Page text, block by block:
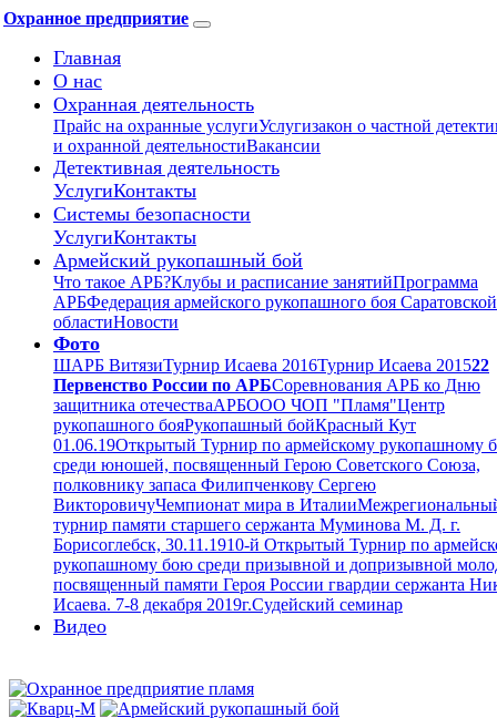
Охранное предприятие
Главная
О нас
Охранная деятельность
Прайс на охранные услугиУслугизакон о частной
и охранной деятельностиВакансии
Детективная деятельность
УслугиКонтакты
Системы безопасности
УслугиКонтакты
Армейский рукопашный бой
Что такое АРБ?Клубы и расписание занятийПрограмма
АРБФедерация армейского рукопашного боя Саратовской
областиНовости
Фото
ШАРБ ВитязиТурнир Исаева 2016Турнир Исаева 201522
Первенство России по АРБСоревнования АРБ ко Дню
защитника отечестваАРБООО ЧОП "Пламя"Центр
рукопашного бояРукопашный бойКрасный Кут
01.06.19Открытый Турнир по армейскому рукопашному
среди юношей, посвященный Герою Советского Союза,
полковнику запаса Филипченкову Сергею
ВикторовичуЧемпионат мира в Италии
турнир памяти старшего сержанта Муминова М. Д. г.
Борисоглебск, 30.11.1910-й Открытый Турнир по
рукопашному бою среди призывной и допризывной
посвященный памяти Героя России гвардии сержанта
Исаева. 7-8 декабря 2019г.Судейский семинар
Видео